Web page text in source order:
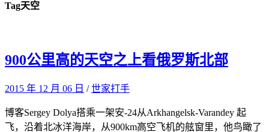
Tag天空
900公里高的天空之上看俄罗斯北部
2015 年 12 月 06 日 /世家打手
博客Sergey Dolya搭乘一架安-24从Arkhangelsk-Varandey 起
飞，沿着北冰洋海岸，从900km高空飞机的舷窗里，他鸟瞰了